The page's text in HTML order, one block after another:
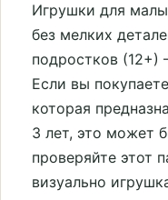
Игрушки для
без мелких
подростков
Если вы
которая
3 лет, это может
проверяйте этот
визуально